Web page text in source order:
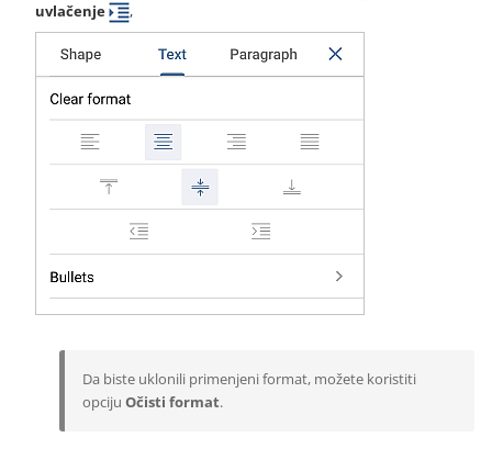
uvlačenje
,
Da biste uklonili primenjeni format, možete koristiti
opciju Očisti format.